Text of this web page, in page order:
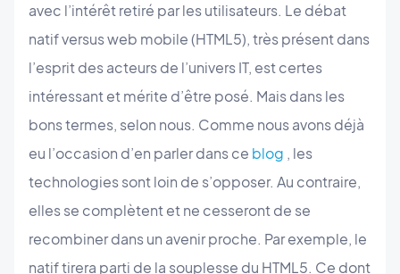
avec l’intérêt retiré par les utilisateurs. Le débat
natif versus web mobile (HTML5), très présent dans
l’esprit des acteurs de l’univers IT, est certes
intéressant et mérite d’être posé. Mais dans les
bons termes, selon nous. Comme nous avons déjà
eu l’occasion d’en parler dans ce blog , les
technologies sont loin de s’opposer. Au contraire,
elles se complètent et ne cesseront de se
recombiner dans un avenir proche. Par exemple, le
natif tirera parti de la souplesse du HTML5. Ce dont